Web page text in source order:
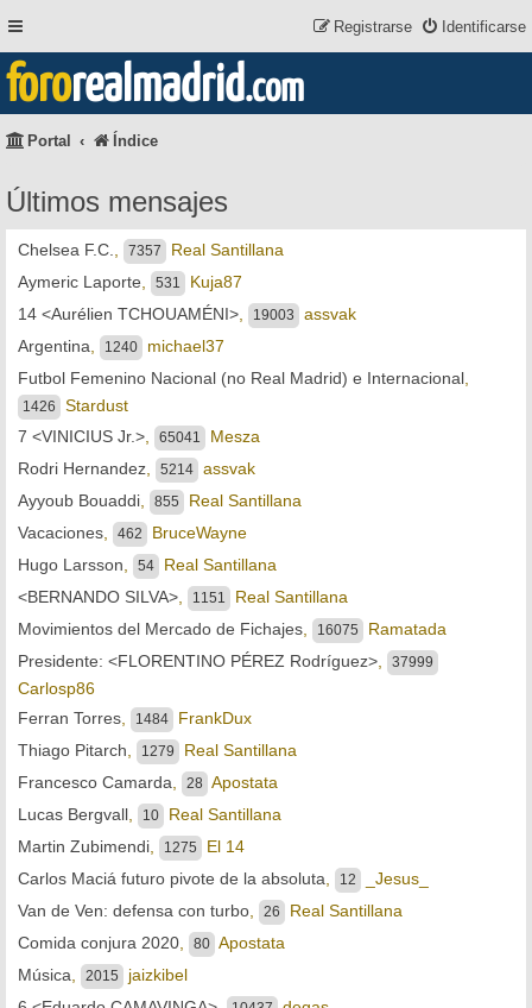
Identificarse
Registrarse
fororealmadrid.com
Portal Índice
Últimos mensajes
Chelsea F.C. 7357
Real Santillana
Aymeric Laporte
531
Kuja87
14 <Aurélien TCHOUAMÉNI>
19003
assvak
Argentina
1240
michael37
Futbol Femenino Nacional (no Real Madrid) e Internacional
1426
Stardust
7 <VINICIUS Jr.>
65041
Mesza
Rodri Hernandez
5214
assvak
Ayyoub Bouaddi
855
Real Santillana
Vacaciones
462
BruceWayne
Hugo Larsson
54
Real Santillana
<BERNANDO SILVA>
1151
Real Santillana
Movimientos del Mercado de Fichajes
16075
Ramatada
Presidente: <FLORENTINO PÉREZ Rodríguez>
37999
Carlosp86
Ferran Torres
1484
FrankDux
Thiago Pitarch
1279
Real Santillana
Francesco Camarda
28
Apostata
Lucas Bergvall
10
Real Santillana
Martin Zubimendi
1275
El 14
Carlos Maciá futuro pivote de la absoluta
12
_Jesus_
Van de Ven: defensa con turbo
26
Real Santillana
Comida conjura 2020
80 Apostata
Música
2015
jaizkibel